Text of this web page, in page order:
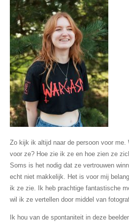
Zo kijk ik altijd naar de persoon voor me.
voor ze? Hoe zie ik ze en hoe zien ze
Soms is het nodig dat ze vertrouwen
echt niet makkelijk. Het is voor mij
ik ze zie. Ik heb prachtige fantastische
wil ik ze vertellen door middel van
Ik hou van de spontaniteit in deze